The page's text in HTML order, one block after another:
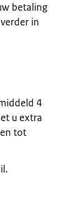
betaling
in
4
u extra
tot